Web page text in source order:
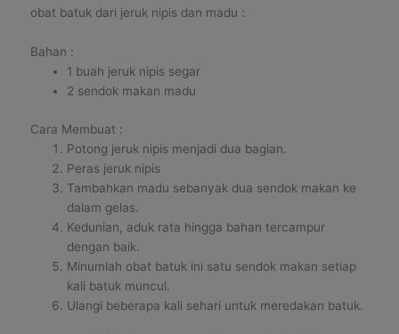
obat batuk dari jeruk nipis dan madu :
Bahan :
1 buah jeruk nipis segar
2 sendok makan madu
Cara Membuat :
Potong jeruk nipis menjadi dua bagian.
Peras jeruk nipis
Tambahkan madu sebanyak dua sendok makan ke
dalam gelas.
Kedunian, aduk rata hingga bahan tercampur
dengan baik.
Minumlah obat batuk ini satu sendok makan setiap
kali batuk muncul.
Ulangi beberapa kali sehari untuk meredakan batuk.